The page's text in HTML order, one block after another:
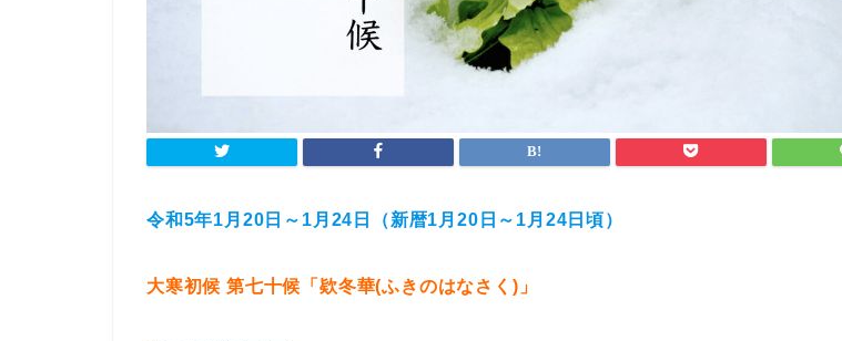
令和5年1月20日～1月24日（新暦1月20日～1月24日頃）
大寒初候 第七十候「欵冬華(ふきのはなさく)」